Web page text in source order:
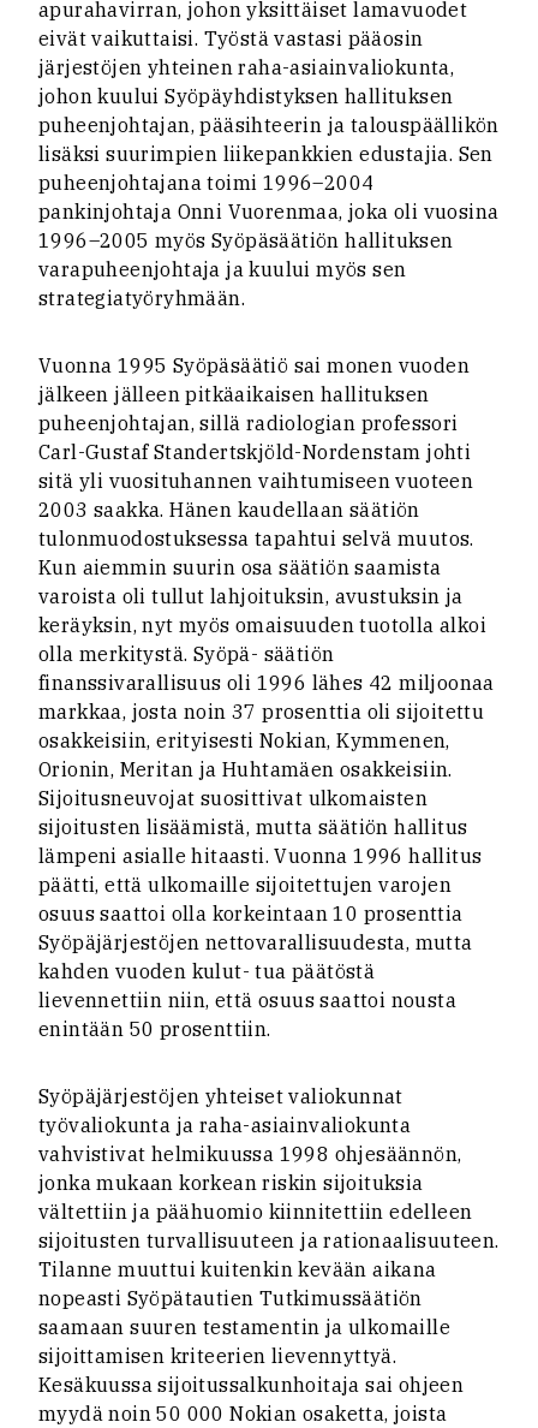
apurahavirran, johon yksittäiset lamavuodet
eivät vaikuttaisi. Työstä vastasi pääosin
järjestöjen yhteinen raha-asiainvaliokunta,
johon kuului Syöpäyhdistyksen hallituksen
puheenjohtajan, pääsihteerin ja talouspäällikön
lisäksi suurimpien liikepankkien edustajia. Sen
puheenjohtajana toimi 1996–2004
pankinjohtaja Onni Vuorenmaa, joka oli vuosina
1996–2005 myös Syöpäsäätiön hallituksen
varapuheenjohtaja ja kuului myös sen
strategiatyöryhmään.
Vuonna 1995 Syöpäsäätiö sai monen vuoden
jälkeen jälleen pitkäaikaisen hallituksen
puheenjohtajan, sillä radiologian professori
Carl-Gustaf Standertskjöld-Nordenstam johti
sitä yli vuosituhannen vaihtumiseen vuoteen
2003 saakka. Hänen kaudellaan säätiön
tulonmuodostuksessa tapahtui selvä muutos.
Kun aiemmin suurin osa säätiön saamista
varoista oli tullut lahjoituksin, avustuksin ja
keräyksin, nyt myös omaisuuden tuotolla alkoi
olla merkitystä. Syöpä- säätiön
finanssivarallisuus oli 1996 lähes 42 miljoonaa
markkaa, josta noin 37 prosenttia oli sijoitettu
osakkeisiin, erityisesti Nokian, Kymmenen,
Orionin, Meritan ja Huhtamäen osakkeisiin.
Sijoitusneuvojat suosittivat ulkomaisten
sijoitusten lisäämistä, mutta säätiön hallitus
lämpeni asialle hitaasti. Vuonna 1996 hallitus
päätti, että ulkomaille sijoitettujen varojen
osuus saattoi olla korkeintaan 10 prosenttia
Syöpäjärjestöjen nettovarallisuudesta, mutta
kahden vuoden kulut- tua päätöstä
lievennettiin niin, että osuus saattoi nousta
enintään 50 prosenttiin.
Syöpäjärjestöjen yhteiset valiokunnat
työvaliokunta ja raha-asiainvaliokunta
vahvistivat helmikuussa 1998 ohjesäännön,
jonka mukaan korkean riskin sijoituksia
vältettiin ja päähuomio kiinnitettiin edelleen
sijoitusten turvallisuuteen ja rationaalisuuteen.
Tilanne muuttui kuitenkin kevään aikana
nopeasti Syöpätautien Tutkimussäätiön
saamaan suuren testamentin ja ulkomaille
sijoittamisen kriteerien lievennyttyä.
Kesäkuussa sijoitussalkunhoitaja sai ohjeen
myydä noin 50 000 Nokian osaketta, joista